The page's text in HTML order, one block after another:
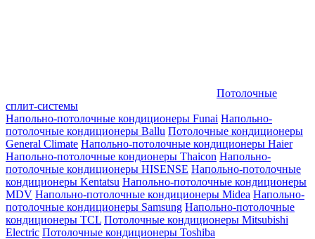
Потолочные
сплит-системы
Напольно-потолочные кондиционеры Funai Напольно-
потолочные кондиционеры Ballu Потолочные кондиционеры
General Climate Напольно-потолочные кондиционеры Haier
Напольно-потолочные кондионеры Thaicon Напольно-
потолочные кондиционеры HISENSE Напольно-потолочные
кондиционеры Kentatsu Напольно-потолочные кондиционеры
MDV Напольно-потолочные кондиционеры Midea Напольно-
потолочные кондиционеры Samsung Напольно-потолочные
кондиционеры TCL Потолочные кондиционеры Mitsubishi
Electric Потолочные кондиционеры Toshiba